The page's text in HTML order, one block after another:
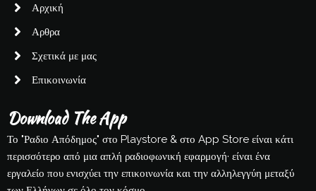
Αρχική
Αρθρα
Σχετικά με μας
Επικοινωνία
Download The App
Το "Ραδιο Απόδημος" στο Playstore & στο App Store είναι κάτι
περισσότερο από μια απλή ραδιοφωνική εφαρμογή· είναι ένα
εργαλείο που ενισχύει την επικοινωνία και την αλληλεγγύη μεταξύ